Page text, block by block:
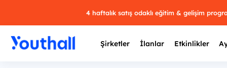
4 haftalık satış odaklı eğitim & gelişim
Şirketler İlanlar Etkinlikler